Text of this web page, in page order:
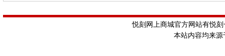
悦刻网上商城官方网站有悦
本站内容均来